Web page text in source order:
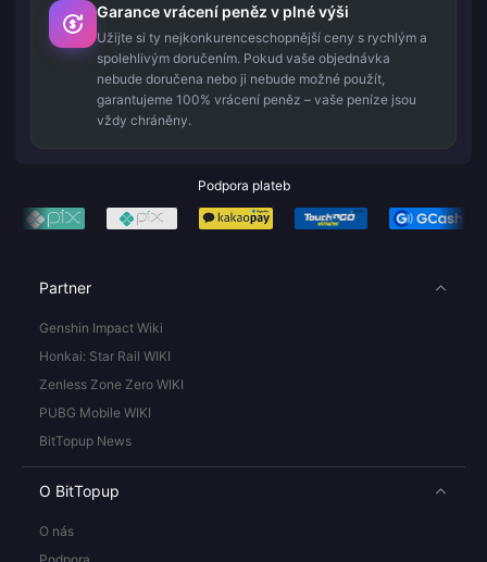
Garance vrácení peněz v plné výši
Užijte si ty nejkonkurenceschopnější ceny s rychlým a
spolehlivým doručením. Pokud vaše objednávka
nebude doručena nebo ji nebude možné použít,
garantujeme 100% vrácení peněz – vaše peníze jsou
vždy chráněny.
Podpora plateb
Partner
Genshin Impact Wiki
Honkai: Star Rail WIKI
Zenless Zone Zero WIKI
PUBG Mobile WIKI
BitTopup News
O BitTopup
O nás